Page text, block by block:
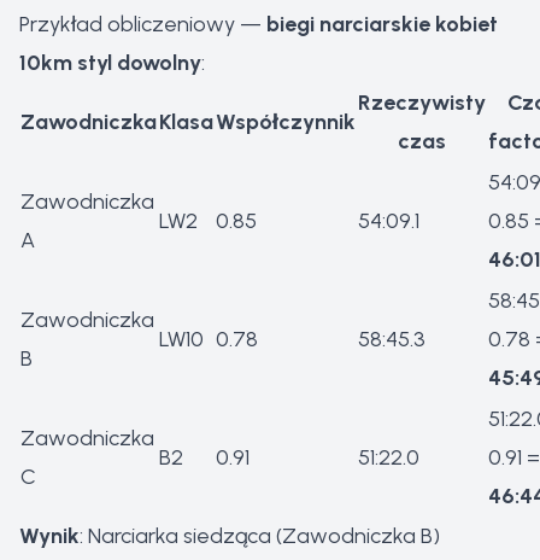
Przykład obliczeniowy — biegi narciarskie kobiet
10km styl dowolny:
ZawodniczkaKlasaWspółczynnik
Rzeczywisty
czas
Zawodniczka
A
LW2 0.85 54:09.1
0.85
Zawodniczka
B
LW10 0.78 58:45.3
0.78
Zawodniczka
C
B2 0.91 51:22.0
0.91 =
Wynik: Narciarka siedząca (Zawodniczka B)